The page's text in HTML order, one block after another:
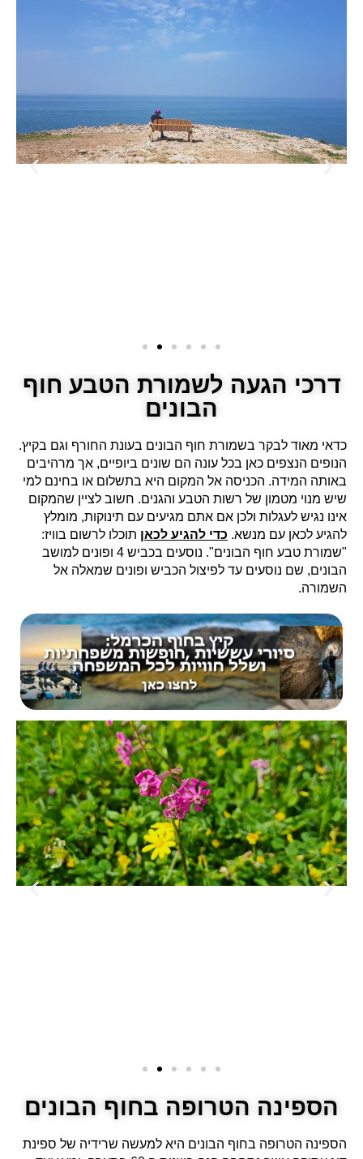
דרכי הגעה לשמורת הטבע חוף
הבונים
כדאי מאוד לבקר בשמורת חוף הבונים בעונת החורף וגם בקיץ.
הנופים הנצפים כאן בכל עונה הם שונים ביופיים, אך מרהיבים
באותה המידה. הכניסה אל המקום היא בתשלום או בחינם למי
שיש מנוי מטמון של רשות הטבע והגנים. חשוב לציין שהמקום
אינו נגיש לעגלות ולכן אם אתם מגיעים עם תינוקות, מומלץ
להגיע לכאן עם מנשא. כדי להגיע לכאן תוכלו לרשום בוויז:
"שמורת טבע חוף הבונים". נוסעים בכביש 4 ופונים למושב
הבונים, שם נוסעים עד לפיצול הכביש ופונים שמאלה אל
השמורה.
הספינה הטרופה בחוף הבונים
הספינה הטרופה בחוף הבונים היא למעשה שרידיה של ספינת